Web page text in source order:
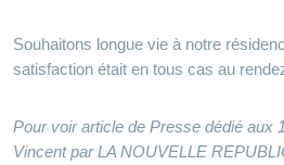
Souhaitons longue vie à notre
satisfaction était en tous cas au
Pour voir article de Presse dédié aux
Vincent par LA NOUVELLE